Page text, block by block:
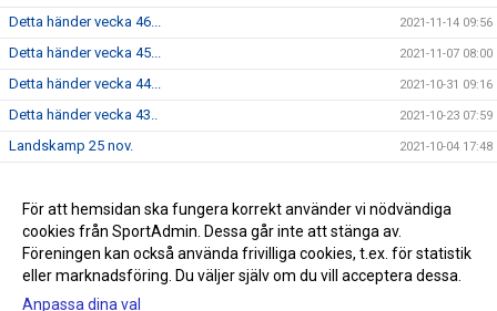
Detta händer vecka 46... 2021-11-14 09:56
Detta händer vecka 45... 2021-11-07 08:00
Detta händer vecka 44... 2021-10-31 09:16
Detta händer vecka 43.. 2021-10-23 07:59
Landskamp 25 nov. 2021-10-04 17:48
Skridsko och korvgrillning 2021-02-02 19:33
Regelgenomgång 28 okt. 11:00 2020-10-27 06:22
För att hemsidan ska fungera korrekt använder vi nödvändiga
cookies från SportAdmin. Dessa går inte att stänga av.
Föreningen kan också använda frivilliga cookies, t.ex. för statistik
eller marknadsföring. Du väljer själv om du vill acceptera dessa.
Anpassa dina val